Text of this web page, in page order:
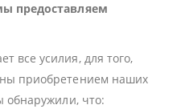
предоставляем
все усилия, для того,
приобретением наших
обнаружили, что: